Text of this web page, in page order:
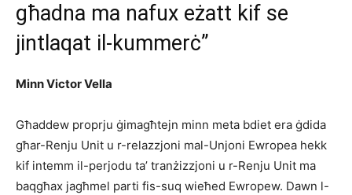
għadna ma nafux eżatt kif se
jintlaqat il-kummerċ”
Minn Victor Vella
Għaddew proprju ġimagħtejn minn meta bdiet era ġdida
għar-Renju Unit u r-relazzjoni mal-Unjoni Ewropea hekk
kif intemm il-perjodu ta’ tranżizzjoni u r-Renju Unit ma
baqgħax jagħmel parti fis-suq wieħed Ewropew. Dawn l-